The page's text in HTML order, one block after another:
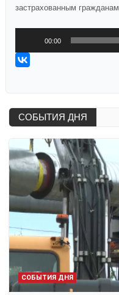
застрахованным гражданам.
00:00
СОБЫТИЯ ДНЯ
СОБЫТИЯ ДНЯ